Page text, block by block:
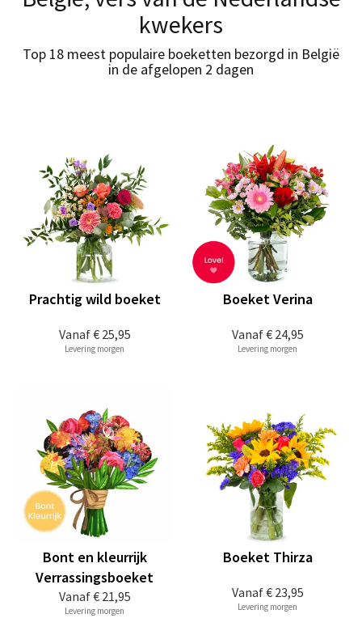
kwekers
Top 18 meest populaire boeketten bezorgd in België
in de afgelopen 2 dagen
Vanaf€ 25,95
Prachtig wild boeket
Levering morgen
Vanaf€ 24,95
Boeket Verina
Levering morgen
Vanaf€ 21,95
Bont en kleurrijk
Verrassingsboeket
Levering morgen
Vanaf€ 23,95
Boeket Thirza
Levering morgen